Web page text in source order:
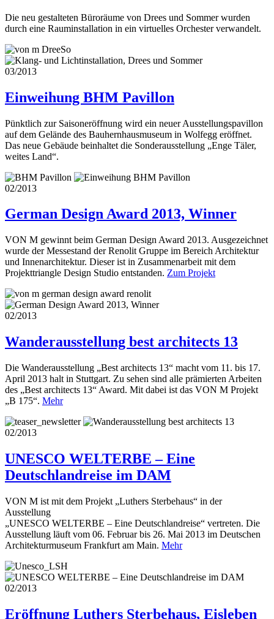
Die neu gestalteten Büroräume von Drees und Sommer wurden
durch eine Rauminstallation in ein virtuelles Orchester verwandelt.
03/2013
Einweihung BHM Pavillon
Pünktlich zur Saisoneröffnung wird ein neuer Ausstellungspavillon
auf dem Gelände des Bauhernhausmuseum in Wolfegg eröffnet.
Das neue Gebäude beinhaltet die Sonderausstellung „Enge Täler,
weites Land“.
02/2013
German Design Award 2013, Winner
VON M gewinnt beim German Design Award 2013. Ausgezeichnet
wurde der Messestand der Renolit Gruppe im Bereich Architektur
und Innenarchitektur. Dieser ist in Zusammenarbeit mit dem
Projekttriangle Design Studio entstanden. Zum Projekt
02/2013
Wanderausstellung best architects 13
Die Wanderausstellung „Best architects 13“ macht vom 11. bis 17.
April 2013 halt in Stuttgart. Zu sehen sind alle prämierten Arbeiten
des „Best architects 13“ Award. Mit dabei ist das VON M Projekt
„B 175“. Mehr
02/2013
UNESCO WELTERBE – Eine
Deutschlandreise im DAM
VON M ist mit dem Projekt „Luthers Sterbehaus“ in der
Ausstellung
„UNESCO WELTERBE – Eine Deutschlandreise“ vertreten. Die
Ausstellung läuft vom 06. Februar bis 26. Mai 2013 im Deutschen
Architekturmuseum Frankfurt am Main. Mehr
02/2013
Eröffnung Luthers Sterbehaus, Eisleben